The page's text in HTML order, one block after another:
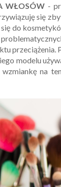
WŁOSÓW-
się
do
przeciążenia.
modelu
na